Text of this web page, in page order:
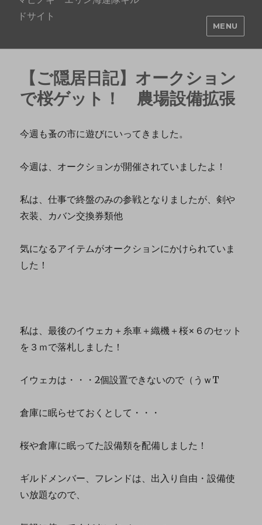
ドサイト
MENU
【ご隠居日記】オークション
で桜ゲット！ 農場設備拡張
今週も蚤の市に遊びにいってきました。
今週は、オークションが開催されていましたよ！
私は、仕事で終盤のみの参戦となりましたが、剣や
衣装、カバン交換券類他
気になるアイテムがオークションにかけられていま
した！
私は、最後のイウェカ＋糸車＋織機＋桜×６のセット
を３ｍで落札しました！
イウェカは・・・2個設置できないので（うｗT
倉庫に眠らせておくとして・・・
桜や倉庫に眠ってた設備類を配備しました！
ギルドメンバー、フレンドは、出入り自由・設備使
い放題なので、